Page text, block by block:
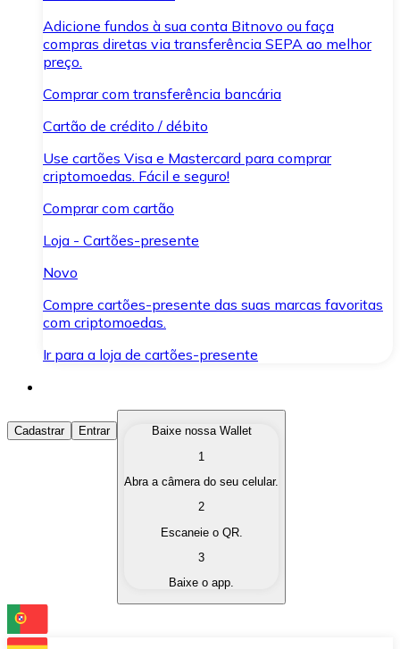
Adicione fundos à sua conta Bitnovo ou faça
compras diretas via transferência SEPA ao melhor
preço.
Comprar com transferência bancária
Cartão de crédito / débito
Use cartões Visa e Mastercard para comprar
criptomoedas. Fácil e seguro!
Comprar com cartão
Loja - Cartões-presente
Novo
Compre cartões-presente das suas marcas favoritas
com criptomoedas.
Ir para a loja de cartões-presente
Comprar Criptomoedas
Compre as criptomoedas de seu interesse de forma
Converta suas criptomoedas em moeda fiduciária
Troque uma criptomoeda por outra
Cadastrar Entrar
Baixe nossa Wallet
1
Abra a câmera do seu celular.
2
Escaneie o QR.
3
Baixe o app.